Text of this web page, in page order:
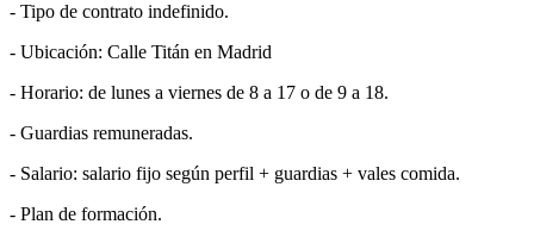
- Tipo de contrato indefinido.
- Ubicación: Calle Titán en Madrid
- Horario: de lunes a viernes de 8 a 17 o de 9 a 18.
- Guardias remuneradas.
- Salario: salario fijo según perfil + guardias + vales comida.
- Plan de formación.